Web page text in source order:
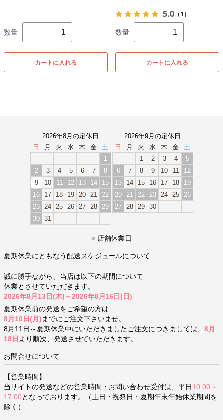
数量
カートに入れる
5.0 （1）
数量
カートに入れる
2026年8月の定休日
日
月 火 水 木 金
土
1
2
3 4 5 6 7
8
9
10 11 12 13 14
15
16
17 18 19 20 21
22
23 24 25 26 27 28
29
30 31
2026年9月の定休日
日
月 火 水 木 金
土
1
2 3 4
5
6
7 8 9 10 11
12
13
14 15 16 17 18
19
20
21 22 23 24 25
26
27 28 29 30
■ 店舗休業日
夏期休業にともなう配送スケジュールについて
誠に勝手ながら、当店は以下の期間について
休業とさせていただきます。
2026年8月13日(木)～2026年8月16日(日)
夏期休業前の発送をご希望の方は
8月10日(月) までにご注文下さいませ。
8月11日～夏期休業中にいただきましたご注文につきましては、 8月
18日 より順次、発送させていただきます。
お問合せについて
【営業時間】
当サイトの発送などの営業時間・お問い合わせ受付は、平日 10:00～
17:00となっております。（土日・祝祭日・夏期年末年始休業期間を
除く）